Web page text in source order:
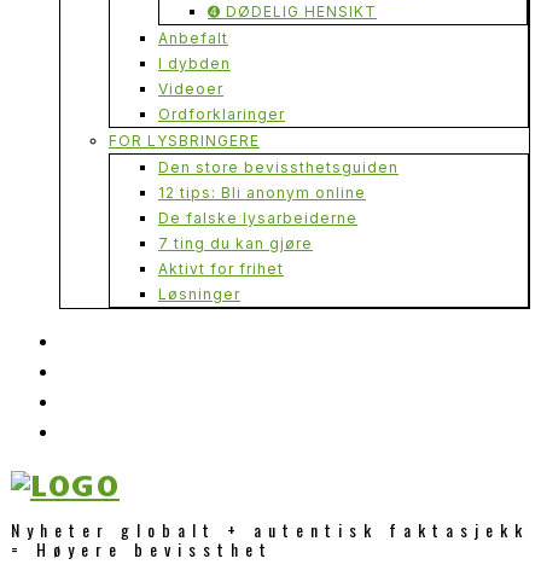
➍ DØDELIG HENSIKT
Anbefalt
I dybden
Videoer
Ordforklaringer
FOR LYSBRINGERE
Den store bevissthetsguiden
12 tips: Bli anonym online
De falske lysarbeiderne
7 ting du kan gjøre
Aktivt for frihet
Løsninger
Nyheter globalt + autentisk faktasjekk
= Høyere bevissthet